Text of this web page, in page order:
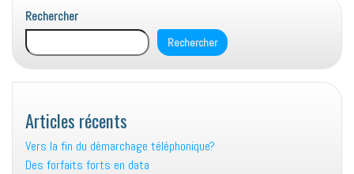
Rechercher
Rechercher
Articles récents
Vers la fin du démarchage téléphonique?
Des forfaits forts en data